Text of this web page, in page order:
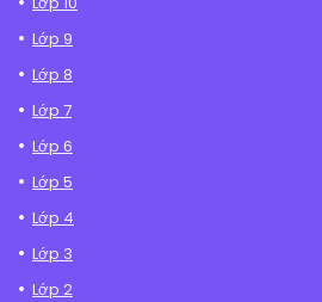
Lớp 9
Lớp 8
Lớp 7
Lớp 6
Lớp 5
Lớp 4
Lớp 3
Lớp 2